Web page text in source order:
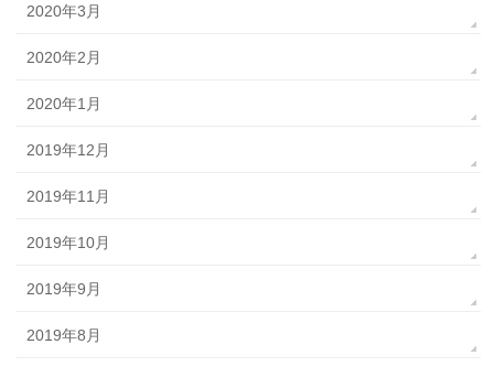
2020年3月
2020年2月
2020年1月
2019年12月
2019年11月
2019年10月
2019年9月
2019年8月